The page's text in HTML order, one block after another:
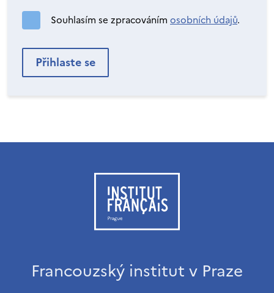
Souhlasím se zpracováním osobních údajů.
Francouzský institut v Praze